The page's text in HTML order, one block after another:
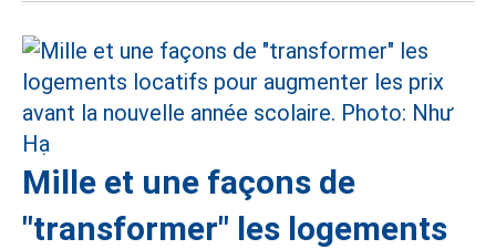
Mille et une façons de
"transformer" les logements